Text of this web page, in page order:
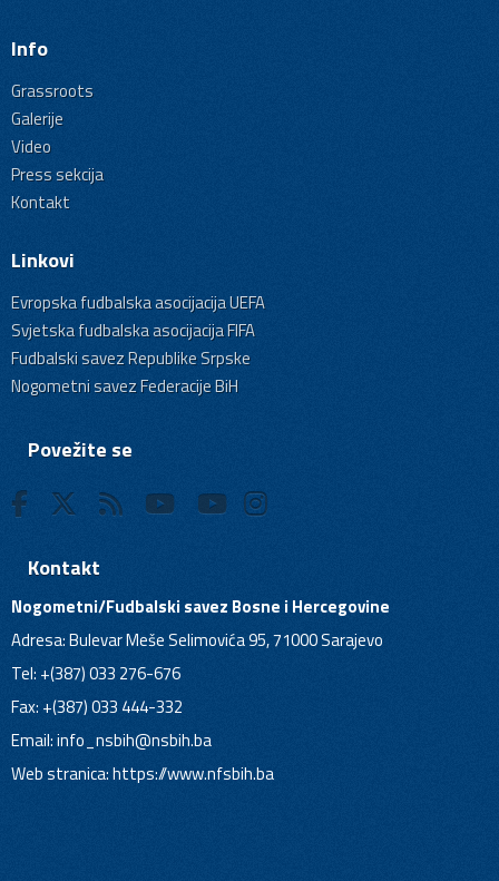
Info
Grassroots
Galerije
Video
Press sekcija
Kontakt
Linkovi
Evropska fudbalska asocijacija UEFA
Svjetska fudbalska asocijacija FIFA
Fudbalski savez Republike Srpske
Nogometni savez Federacije BiH
Povežite se
Kontakt
Nogometni/Fudbalski savez Bosne i Hercegovine
Adresa: Bulevar Meše Selimovića 95, 71000 Sarajevo
Tel: +(387) 033 276-676
Fax: +(387) 033 444-332
Email:info_nsbih@nsbih.ba
Web stranica: https://www.nfsbih.ba